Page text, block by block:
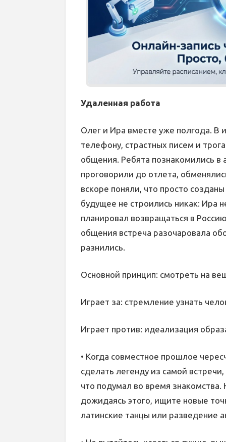
Удаленная работа
Олег и Ира вместе уже полгода. В
телефону, страстных писем и
общения. Ребята познакомились в
проговорили до отлета,
вскоре поняли, что просто
будущее не строились никак: Ира
планировал возвращаться в
общения встреча разочаровала
разнились.
Основной принцип: смотреть на
Играет за: стремление узнать
Играет против: идеализация
• Когда совместное прошлое
сделать легенду из самой
что подумал во время
дожидаясь этого, ищите новые
латинские танцы или разведение